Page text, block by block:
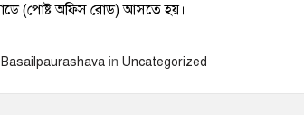
(পোষ্ট অফিস রোড) আসতে হয়।
Basailpaurashava inUncategorized